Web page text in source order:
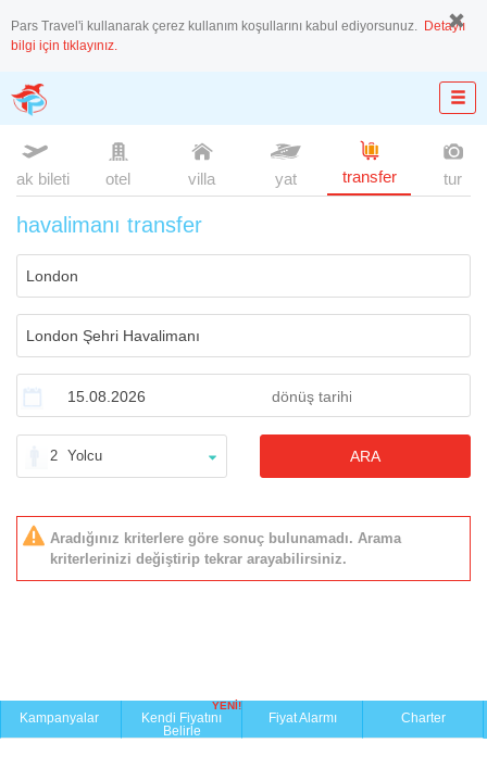
Pars Travel'i kullanarak çerez kullanım koşullarını kabul ediyorsunuz. Detaylı
bilgi için tıklayınız.
uçak bileti otel villa yat transfer tur
havalimanı transfer
2 Yolcu ARA
Aradığınız kriterlere göre sonuç bulunamadı. Arama
kriterlerinizi değiştirip tekrar arayabilirsiniz.
Kampanyalar
Kendi Fiyatını
Belirle
YENİ!
Fiyat Alarmı Charter